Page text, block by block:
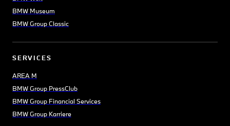
BMW Museum
BMW Group Classic
SERVICES
AREA M
BMW Group PressClub
BMW Group Financial Services
BMW Group Karriere